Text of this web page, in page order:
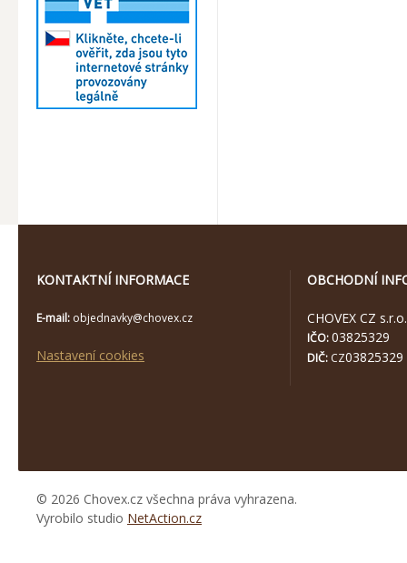
KONTAKTNÍ INFORMACE
E-mail: objednavky@chovex.cz
Nastavení cookies
OBCHODNÍ
CHOVEX CZ s.r.o.
IČO:03825329
DIČ: CZ03825329
© 2026 Chovex.cz všechna práva vyhrazena.
Vyrobilo studio NetAction.cz